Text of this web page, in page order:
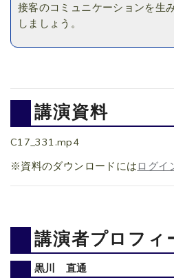
接客のコミュニケーションを生
しましょう。
講演資料
C17_331.mp4
※資料のダウンロードには ログイ
講演者プロフィ
黒川 直通